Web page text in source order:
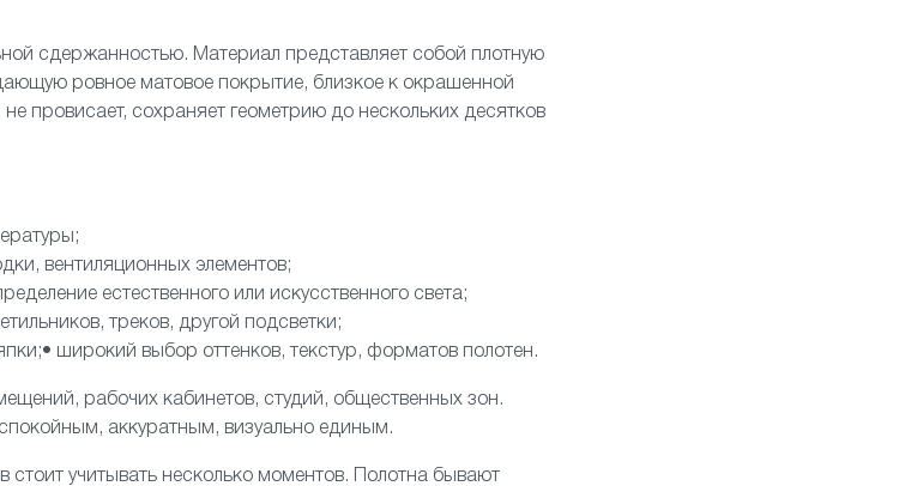
сдержанностью. Материал представляет собой плотную
ровное матовое покрытие, близкое к окрашенной
провисает, сохраняет геометрию до нескольких десятков
вентиляционных элементов;
естественного или искусственного света;
треков, другой подсветки;
широкий выбор оттенков, текстур, форматов полотен.
рабочих кабинетов, студий, общественных зон.
аккуратным, визуально единым.
стоит учитывать несколько моментов. Полотна бывают